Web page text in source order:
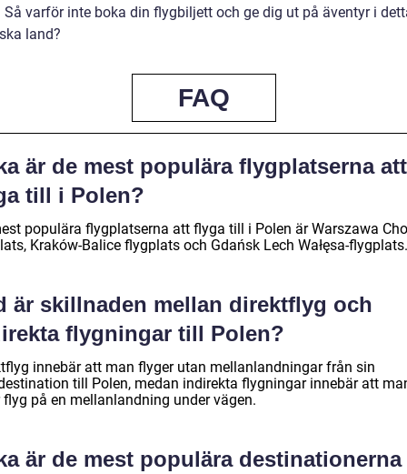
Så varför inte boka din flygbiljett och ge dig ut på äventyr i
land?
FAQ
är de mest populära flygplatserna att
till i Polen?
populära flygplatserna att flyga till i Polen är Warszawa
Kraków-Balice flygplats och Gdańsk Lech Wałęsa-flygplats.
är skillnaden mellan direktflyg och
flygningar till Polen?
innebär att man flyger utan mellanlandningar från sin
till Polen, medan indirekta flygningar innebär att
flyg på en mellanlandning under vägen.
är de mest populära destinationerna